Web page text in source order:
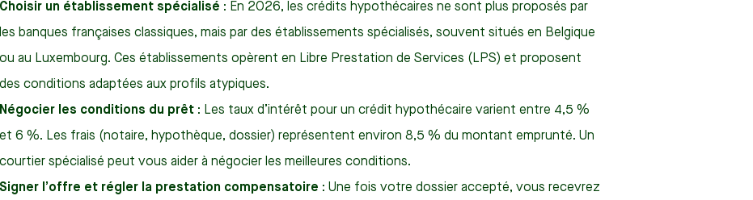
Choisir un établissement spécialisé : En 2026, les crédits hypothécaires ne sont plus proposés par
les banques françaises classiques, mais par des établissements spécialisés, souvent situés en Belgique
ou au Luxembourg. Ces établissements opèrent en Libre Prestation de Services (LPS) et proposent
des conditions adaptées aux profils atypiques.
Négocier les conditions du prêt : Les taux d’intérêt pour un crédit hypothécaire varient entre 4,5 %
et 6 %. Les frais (notaire, hypothèque, dossier) représentent environ 8,5 % du montant emprunté. Un
courtier spécialisé peut vous aider à négocier les meilleures conditions.
Signer l’offre et régler la prestation compensatoire : Une fois votre dossier accepté, vous recevrez